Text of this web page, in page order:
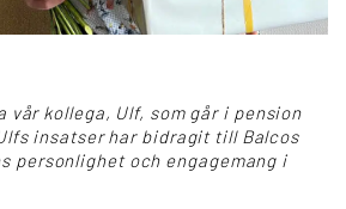
vår kollega, Ulf, som går i pension
insatser har bidragit till Balcos
personlighet och engagemang i